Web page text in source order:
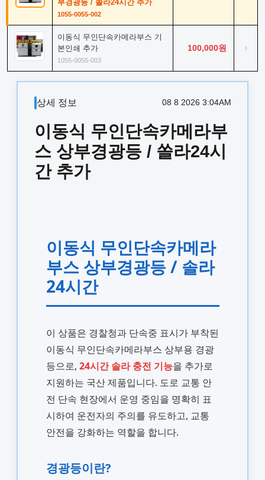
부경광등 / 쏠라24시간 추가
1055-0055-002
이동식 무인단속카메라부스 기
본인쇄 추가
1055-0055-003
100,000원 ›
상세 정보 08 8 2026 3:04AM
이동식 무인단속카메라부
스 상부경광등 / 쏠라24시
간 추가
이동식 무인단속카메라
부스 상부경광등 / 솔라
24시간
이 상품은 경찰청과 단속중 표시가 부착된
이동식 무인단속카메라부스 상부용 경광
등으로, 24시간 솔라 충전 기능을 추가로
지원하는 국산 제품입니다. 도로 교통 안
전 단속 현장에서 운영 중임을 명확히 표
시하여 운전자의 주의를 유도하고, 교통
안전을 강화하는 역할을 합니다.
경광등이란?